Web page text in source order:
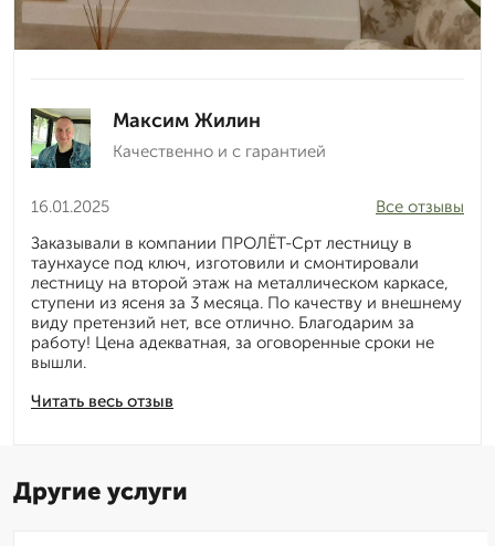
Максим Жилин
Качественно и с гарантией
16.01.2025
Читать весь отзыв
Все отзывы
Заказывали в компании ПРОЛЁТ-Срт лестницу в
таунхаусе под ключ, изготовили и смонтировали
лестницу на второй этаж на металлическом каркасе,
ступени из ясеня за 3 месяца. По качеству и внешнему
виду претензий нет, все отлично. Благодарим за
работу! Цена адекватная, за оговоренные сроки не
вышли.
Другие услуги